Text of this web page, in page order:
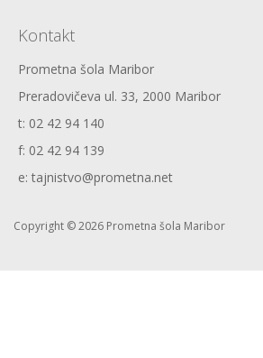
Kontakt
Prometna šola Maribor
Preradovičeva ul. 33, 2000 Maribor
t: 02 42 94 140
f: 02 42 94 139
e: tajnistvo@prometna.net
Copyright © 2026 Prometna šola Maribor